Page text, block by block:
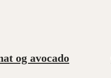
og avocado